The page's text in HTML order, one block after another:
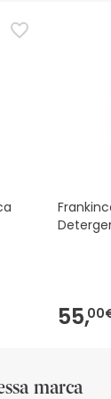
vi
se lo
55,
marca